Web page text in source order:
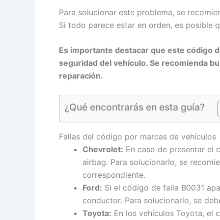
Para solucionar este problema, se
Si todo parece estar en orden, es posible
Es importante destacar que este código
seguridad del vehículo. Se recomienda
reparación.
¿Qué encontrarás en esta guía?
Fallas del código por marcas de vehículos
Chevrolet: En caso de presentar el
airbag. Para solucionarlo, se
correspondiente.
Ford: Si el código de falla B0031
conductor. Para solucionarlo, se
Toyota: En los vehículos Toyota, el